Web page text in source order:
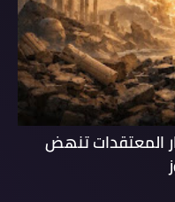
المعتقدات تنهض